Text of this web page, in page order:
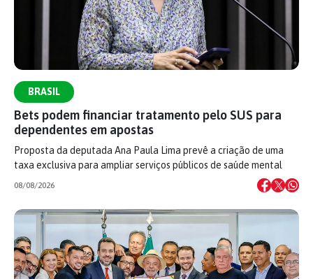
BRASIL
Bets podem financiar tratamento pelo SUS para
dependentes em apostas
Proposta da deputada Ana Paula Lima prevê a criação de uma
taxa exclusiva para ampliar serviços públicos de saúde mental
08/08/2026